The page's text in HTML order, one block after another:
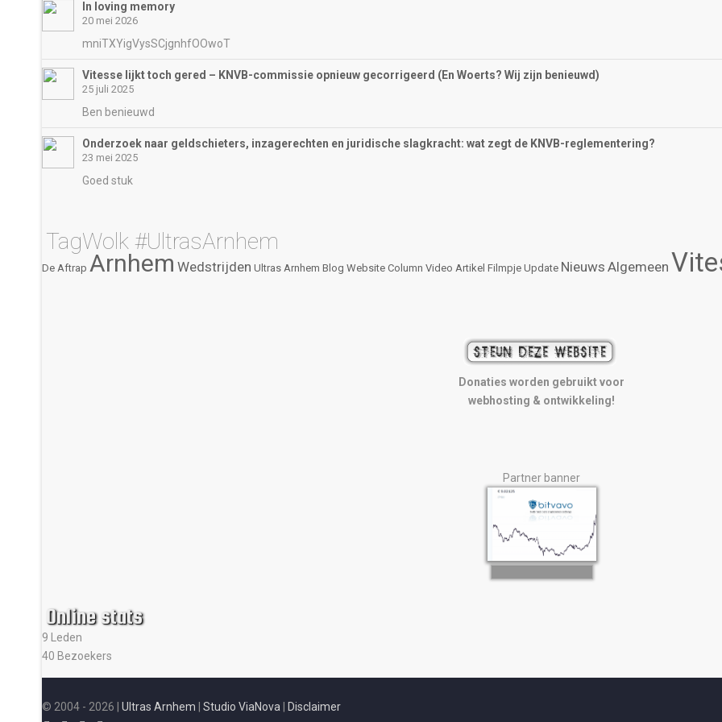
In loving memory
20 mei 2026
mniTXYigVysSCjgnhfOOwoT
Vitesse lijkt toch gered – KNVB-commissie opnieuw gecorrigeerd (En Woerts? Wij zijn benieuwd)
25 juli 2025
Ben benieuwd
Onderzoek naar geldschieters, inzagerechten en juridische slagkracht: wat zegt de KNVB-reglementering?
23 mei 2025
Goed stuk
TagWolk #UltrasArnhem
De Aftrap Arnhem Wedstrijden Ultras Arnhem Blog Website Column Video Artikel Filmpje Update Nieuws Algemeen
Donaties worden gebruikt voor
webhosting & ontwikkeling!
Partner banner
Online stats
9 Leden
40 Bezoekers
© 2004 - 2026 | Ultras Arnhem Studio ViaNova Disclaimer